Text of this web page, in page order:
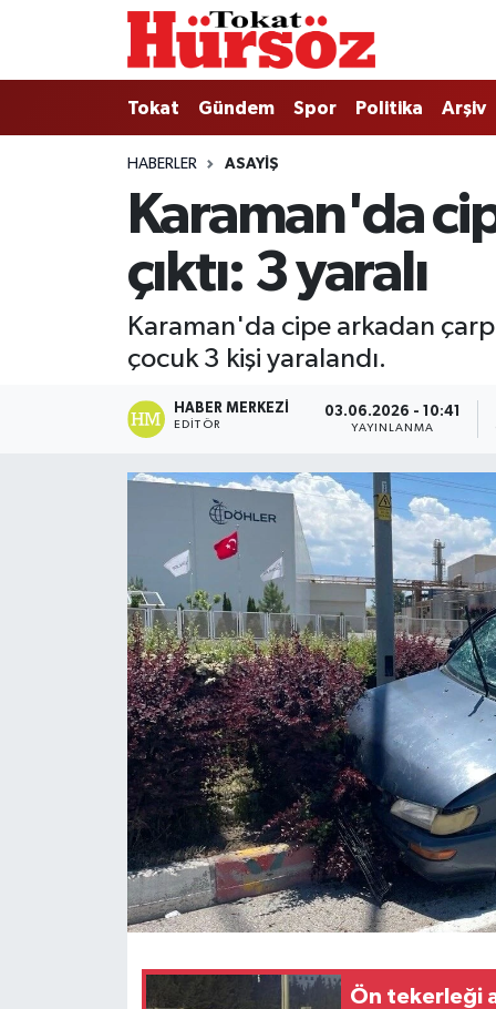
Tokat Gündem Spor Politika Arşiv
HABERLER ASAYIŞ
Karaman'da
çıktı: 3 yaralı
Karaman'da cipe arkadan
çocuk 3 kişi yaralandı.
HABER MERKEZI
EDITÖR
03.06.2026 - 10:41
YAYINLANMA
Ön tekerleği
Tokat
Türkiye Gündemi
Gündem
Politika
Tokat Spor
Tokat Haber
Nöbetçi Eczaneler
Hava Durumu
Tokat Namaz Vakitleri
Trafik Durumu
Tüm Manşetler
Son Dakika Haberleri
Haber Arşivi